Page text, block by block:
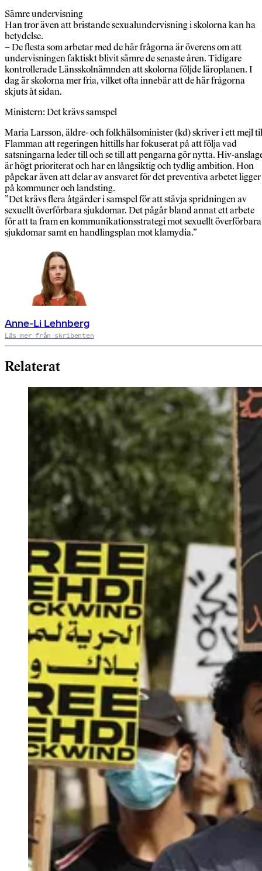
Sämre undervisning
Han tror även att bristande sexualundervisning i skolorna kan ha
betydelse.
– De flesta som arbetar med de här frågorna är överens om att
undervisningen faktiskt blivit sämre de senaste åren. Tidigare
kontrollerade Länsskolnämnden att skolorna följde läroplanen. I
dag är skolorna mer fria, vilket ofta innebär att de här frågorna
skjuts åt sidan.
Ministern: Det krävs samspel
Maria Larsson, äldre- och folkhälsominister (kd) skriver i ett mejl
Flamman att regeringen hittills har fokuserat på att följa vad
satsningarna leder till och se till att pengarna gör nytta. Hiv-
är högt prioriterat och har en långsiktig och tydlig ambition. Hon
påpekar även att delar av ansvaret för det preventiva arbetet ligger
på kommuner och landsting.
”Det krävs flera åtgärder i samspel för att stävja spridningen av
sexuellt överförbara sjukdomar. Det pågår bland annat ett arbete
för att ta fram en kommunikationsstrategi mot sexuellt överförbara
sjukdomar samt en handlingsplan mot klamydia.”
Anne-Li Lehnberg
Läs mer från skribenten
Relaterat